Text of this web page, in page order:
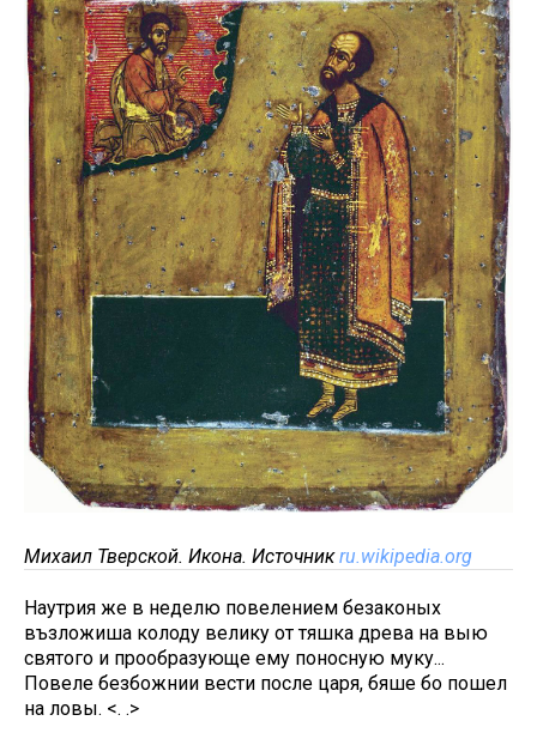
Михаил Тверской. Икона. Источникru.wikipedia.org
Наутрия же в неделю повелением безаконых
възложиша колоду велику от тяшка древа на выю
святого и прообразующе ему поносную муку...
Повеле безбожнии вести после царя, бяше бо пошел
на ловы. <. .>